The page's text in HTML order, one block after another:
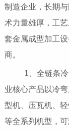
制造企业，长期
术力量雄厚，工
套金属成型加工
商。
1、全链条冷
业核心产品以冷
型机、压瓦机、
等全系列机型，